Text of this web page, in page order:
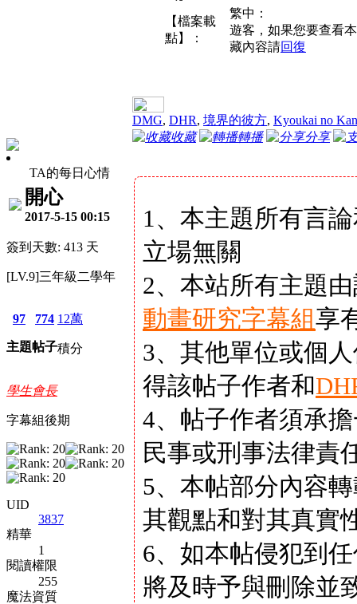
TA的每日心情
開心
2017-5-15 00:15
簽到天數: 413 天
[LV.9]三年級二學年
97
主題
774
帖子
12萬
積分
學生會長
字幕組後期
UID
3837
精華
1
閱讀權限
255
魔法資質
【檔案載
點】：
繁中：
遊客，如果您要查看
藏內容請回復
DMG, DHR, 境界的彼方, Kyoukai no
收藏
轉播 分享
1、本主題所有言
立場無關
2、本站所有主題
動畫研究字幕組享
3、其他單位或個
得該帖子作者和
4、帖子作者須承
民事或刑事法律責
5、本帖部分內容
其觀點和對其真實
6、如本帖侵犯到
將及時予與刪除並